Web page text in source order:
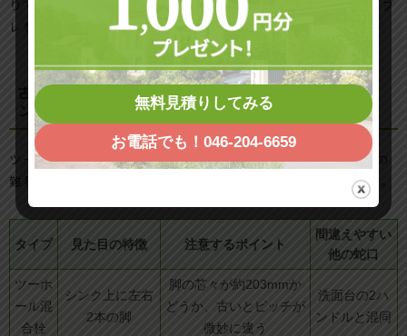
りでも「追加プレートが必要か」を事前に相談でき、予算のブ
レをかなり抑えられます。
古いツーホールや壁付き蛇口ならではの要注意パター
ン（散水栓や洗濯機用蛇口との違いも解説）
ツーホールと壁付きは、水漏れや劣化の状態によってはDIYの
難易度が一気に上がります。タイプごとのクセを整理します。
タイプ 見た目の特徴 注意するポイント
間違えやすい
他の蛇口
ツーホ
ール混
合栓
シンク上に左右
2本の脚
脚の芯々が約203mmか
どうか、古いとピッチが
微妙に違う
洗面台の2ハ
ンドルと混同
無料見積りしてみる
お電話でも！046-204-6659